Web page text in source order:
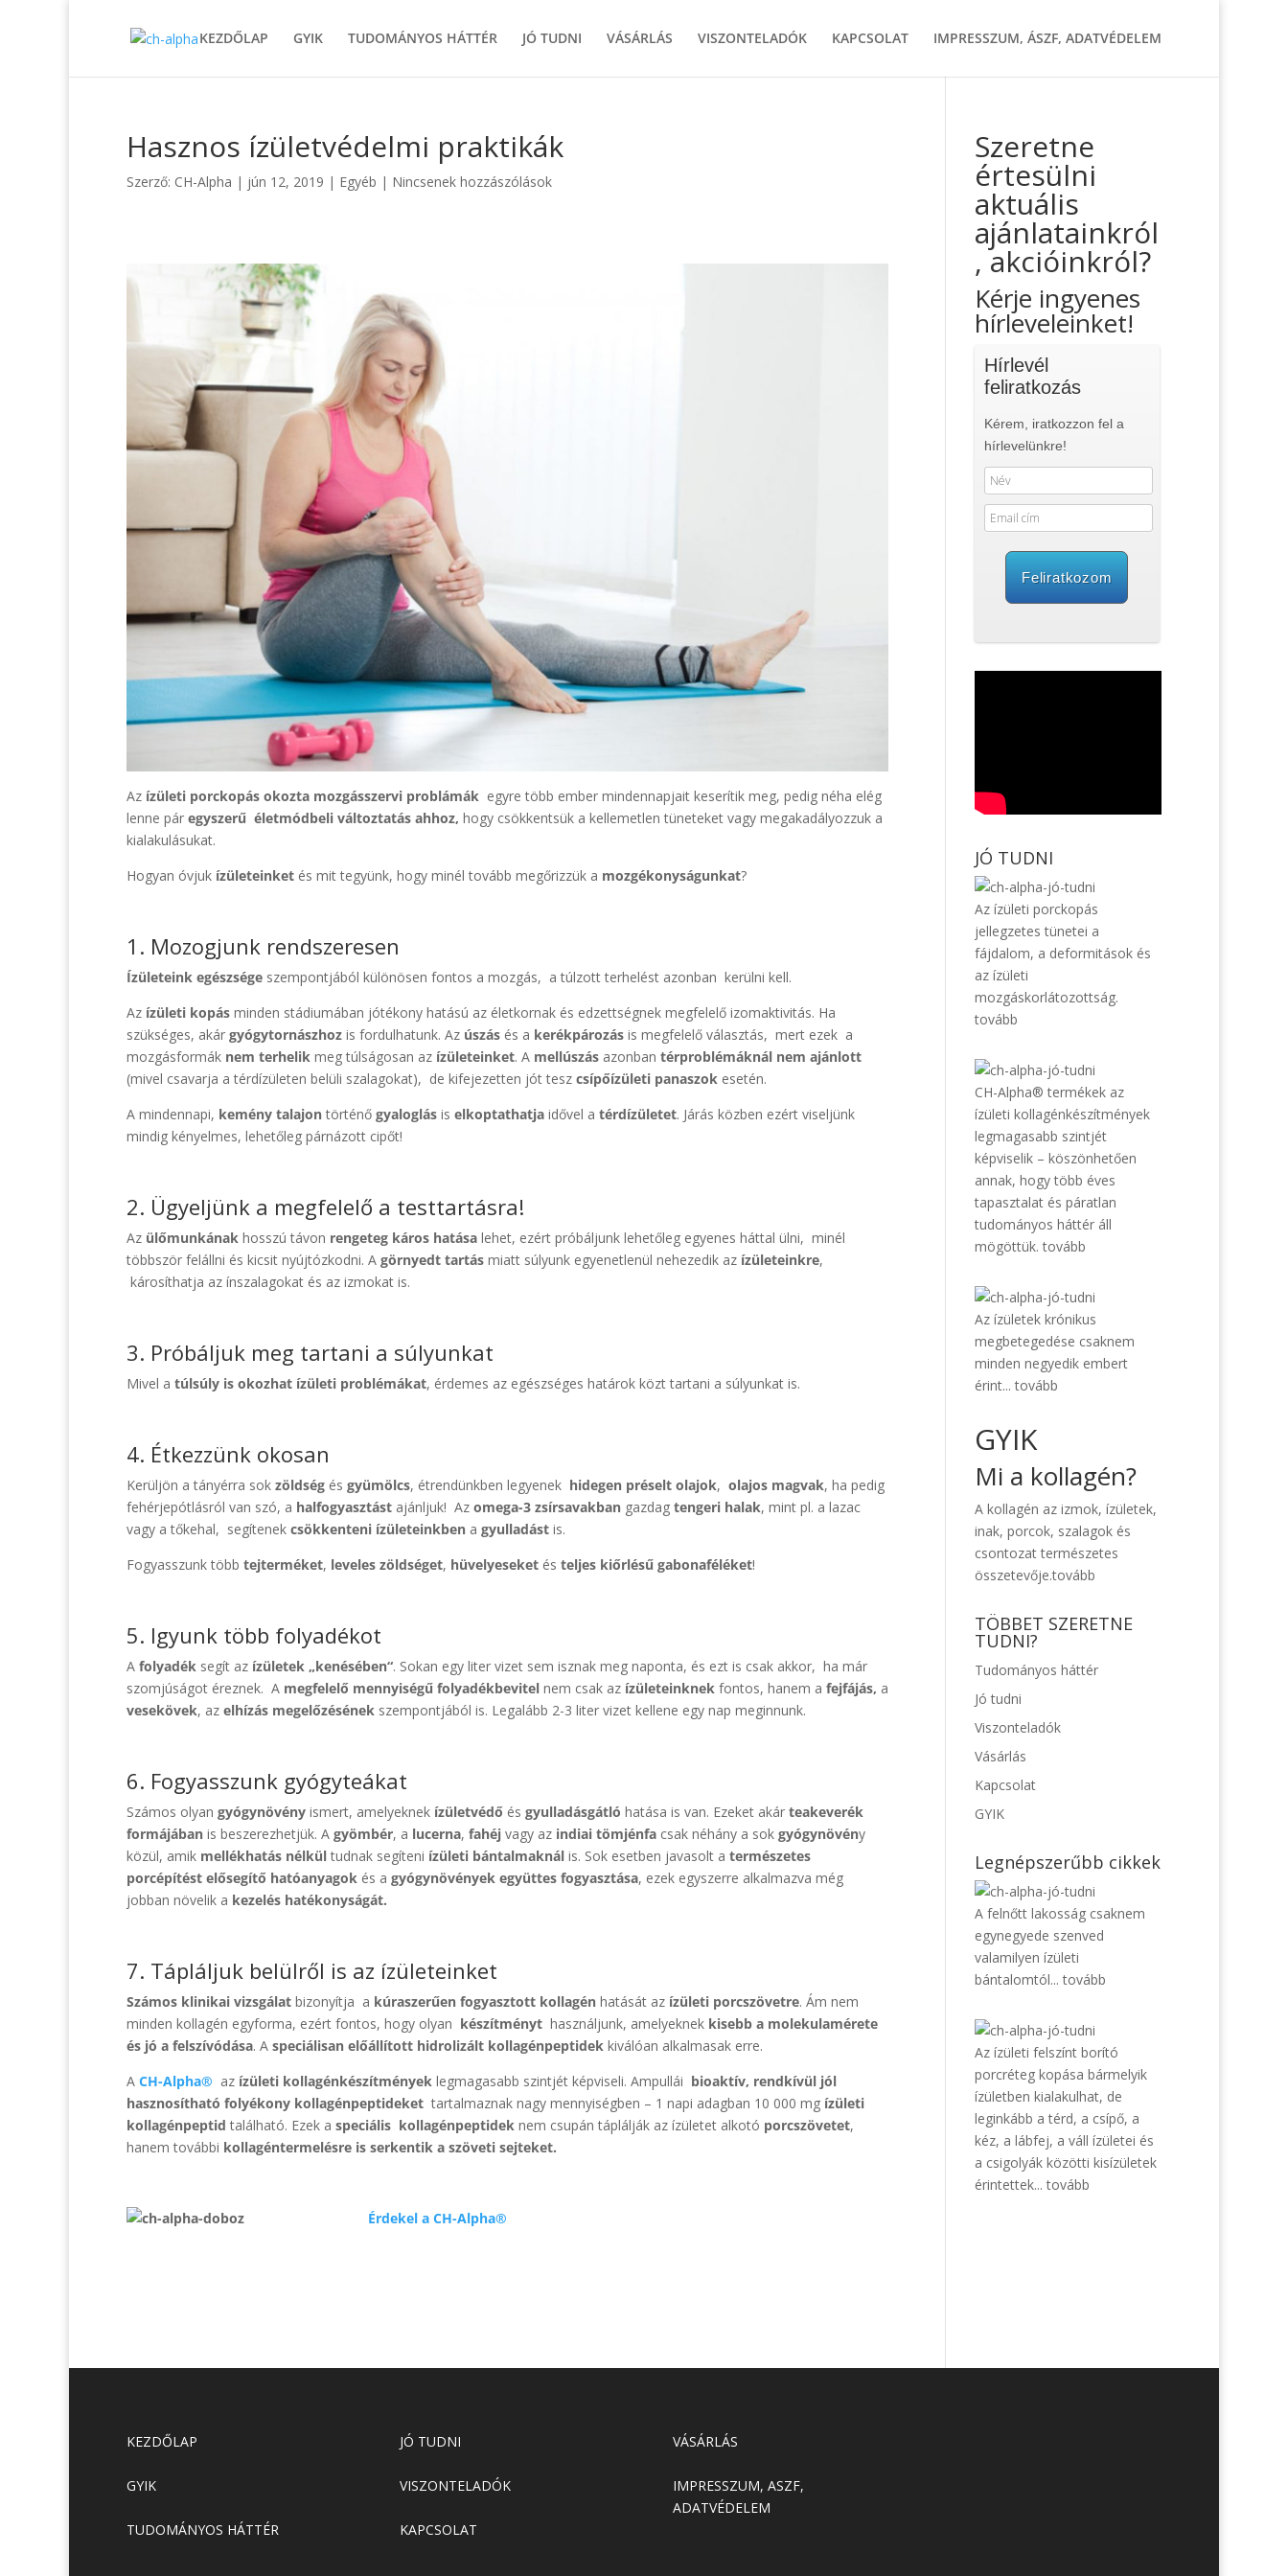
KEZDŐLAP GYIK TUDOMÁNYOS HÁTTÉR JÓ TUDNI VÁSÁRLÁS VISZONTELADÓK KAPCSOLAT IMPRESSZUM, ÁSZF, ADATVÉDELEM
Hasznos ízületvédelmi praktikák
Szerző: CH-Alpha | jún 12, 2019 | Egyéb | Nincsenek hozzászólások
Az ízületi porckopás okozta mozgásszervi problámák egyre több ember mindennapjait keserítik meg, pedig néha elég
lenne pár egyszerű életmódbeli változtatás ahhoz, hogy csökkentsük a kellemetlen tüneteket vagy megakadályozzuk a
kialakulásukat.
Hogyan óvjuk ízületeinket és mit tegyünk, hogy minél tovább megőrizzük a mozgékonyságunkat?
1. Mozogjunk rendszeresen
Ízületeink egészsége szempontjából különösen fontos a mozgás, a túlzott terhelést azonban kerülni kell.
Az ízületi kopás minden stádiumában jótékony hatású az életkornak és edzettségnek megfelelő izomaktivitás. Ha
szükséges, akár gyógytornászhoz is fordulhatunk. Az úszás és a kerékpározás is megfelelő választás, mert ezek a
mozgásformák nem terhelik meg túlságosan az ízületeinket. A mellúszás azonban térproblémáknál nem ajánlott
(mivel csavarja a térdízületen belüli szalagokat), de kifejezetten jót tesz csípőízületi panaszok esetén.
A mindennapi, kemény talajontörténő gyaloglás is elkoptathatja idővel a térdízületet. Járás közben ezért viseljünk
mindig kényelmes, lehetőleg párnázott cipőt!
2. Ügyeljünk a megfelelő a testtartásra!
Az ülőmunkának hosszú távon rengeteg káros hatása lehet, ezért próbáljunk lehetőleg egyenes háttal ülni, minél
többször felállni és kicsit nyújtózkodni. A görnyedt tartás miatt súlyunk egyenetlenül nehezedik az ízületeinkre,
károsíthatja az ínszalagokat és az izmokat is.
3. Próbáljuk meg tartani a súlyunkat
Mivel a túlsúly is okozhat ízületi problémákat, érdemes az egészséges határok közt tartani a súlyunkat is.
4. Étkezzünk okosan
Kerüljön a tányérra sok zöldség és gyümölcs, étrendünkben legyenek hidegen préselt olajok, olajos magvak, ha pedig
fehérjepótlásról van szó, a halfogyasztást ajánljuk! Az omega-3 zsírsavakban gazdag tengeri halak, mint pl. a lazac
vagy a tőkehal, segítenek csökkenteni ízületeinkben a gyulladást is.
Fogyasszunk több tejterméket, leveles zöldséget, hüvelyeseket és teljes kiőrlésű gabonaféléket!
5. Igyunk több folyadékot
A folyadék segít az ízületek „kenésében“. Sokan egy liter vizet sem isznak meg naponta, és ezt is csak akkor, ha már
szomjúságot éreznek. A megfelelő mennyiségű folyadékbevitel nem csak az ízületeinknek fontos, hanem a fejfájás, a
vesekövek, az elhízás megelőzésének szempontjából is. Legalább 2-3 liter vizet kellene egy nap meginnunk.
6. Fogyasszunk gyógyteákat
Számos olyan gyógynövény ismert, amelyeknek ízületvédő és gyulladásgátló hatása is van. Ezeket akár teakeverék
formájában is beszerezhetjük. A gyömbér, a lucerna, fahéj vagy az indiai tömjénfa csak néhány a sok gyógynövény
közül, amik mellékhatás nélkültudnak segíteni ízületi bántalmaknál is. Sok esetben javasolt a természetes
porcépítést elősegítő hatóanyagok és a gyógynövények együttes fogyasztása, ezek egyszerre alkalmazva még
jobban növelik a kezelés hatékonyságát.
7. Tápláljuk belülről is az ízületeinket
Számos klinikai vizsgálat bizonyítja a kúraszerűen fogyasztott kollagén hatását az ízületi porcszövetre. Ám nem
minden kollagén egyforma, ezért fontos, hogy olyan készítményt használjunk, amelyeknek kisebb a molekulamérete
és jó a felszívódása. A speciálisan előállított hidrolizált kollagénpeptidek kiválóan alkalmasak erre.
A CH-Alpha® az ízületi kollagénkészítmények legmagasabb szintjét képviseli. Ampullái bioaktív, rendkívül jól
hasznosítható folyékony kollagénpeptideket tartalmaznak nagy mennyiségben – 1 napi adagban 10 000 mg ízületi
kollagénpeptid található. Ezek a speciális kollagénpeptidek nem csupán táplálják az ízületet alkotó porcszövetet,
hanem további kollagéntermelésre is serkentik a szöveti sejteket.
Érdekel a CH-Alpha®
Szeretne
értesülni
aktuális
ajánlatainkról
, akcióinkról?
Kérje ingyenes
hírleveleinket!
Hírlevél
feliratkozás
Kérem, iratkozzon fel a
hírlevelünkre!
Feliratkozom
JÓ TUDNI
Az ízületi porckopás
jellegzetes tünetei a
fájdalom, a deformitások és
az ízületi
mozgáskorlátozottság.
tovább
CH-Alpha® termékek az
ízületi kollagénkészítmények
legmagasabb szintjét
képviselik – köszönhetően
annak, hogy több éves
tapasztalat és páratlan
tudományos háttér áll
mögöttük.tovább
Az ízületek krónikus
megbetegedése csaknem
minden negyedik embert
érint...tovább
GYIK
Mi a kollagén?
A kollagén az izmok, ízületek,
inak, porcok, szalagok és
csontozat természetes
összetevője.tovább
TÖBBET SZERETNE
TUDNI?
Tudományos háttér
Jó tudni
Viszonteladók
Vásárlás
Kapcsolat
GYIK
Legnépszerűbb cikkek
A felnőtt lakosság csaknem
egynegyede szenved
valamilyen ízületi
bántalomtól...tovább
Az ízületi felszínt borító
porcréteg kopása bármelyik
ízületben kialakulhat, de
leginkább a térd, a csípő, a
kéz, a lábfej, a váll ízületei és
a csigolyák közötti kisízületek
érintettek...tovább
KEZDŐLAP
GYIK
TUDOMÁNYOS HÁTTÉR
JÓ TUDNI
VISZONTELADÓK
KAPCSOLAT
VÁSÁRLÁS
IMPRESSZUM, ASZF,
ADATVÉDELEM